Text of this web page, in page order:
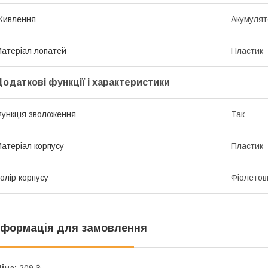
лопатей Пластик
функції і характеристики
зволоження Так
корпусу Пластик
корпусу
для замовлення